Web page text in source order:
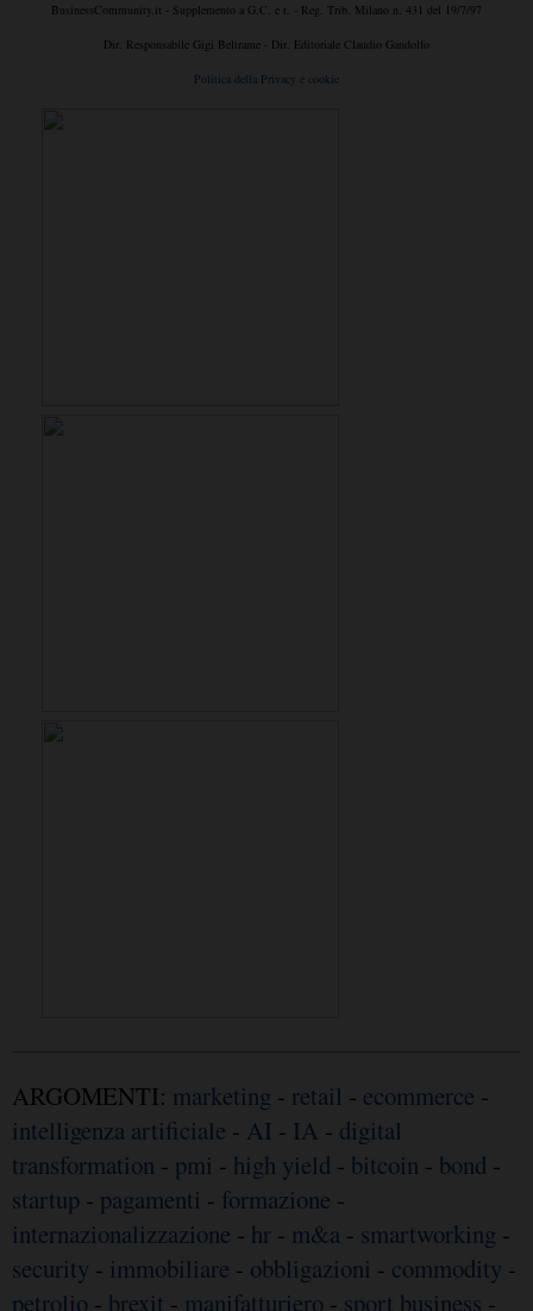
BusinessCommunity.it - Supplemento a G.C. e t. - Reg. Trib. Milano n. 431 del 19/7/97
Dir. Responsabile Gigi Beltrame - Dir. Editoriale Claudio Gandolfo
Politica della Privacy e cookie
ARGOMENTI: marketing - retail - ecommerce -
intelligenza artificiale - AI - IA - digital
transformation - pmi - high yield - bitcoin - bond -
startup - pagamenti - formazione -
internazionalizzazione - hr - m&a - smartworking -
security - immobiliare - obbligazioni - commodity -
petrolio - brexit - manifatturiero - sport business -